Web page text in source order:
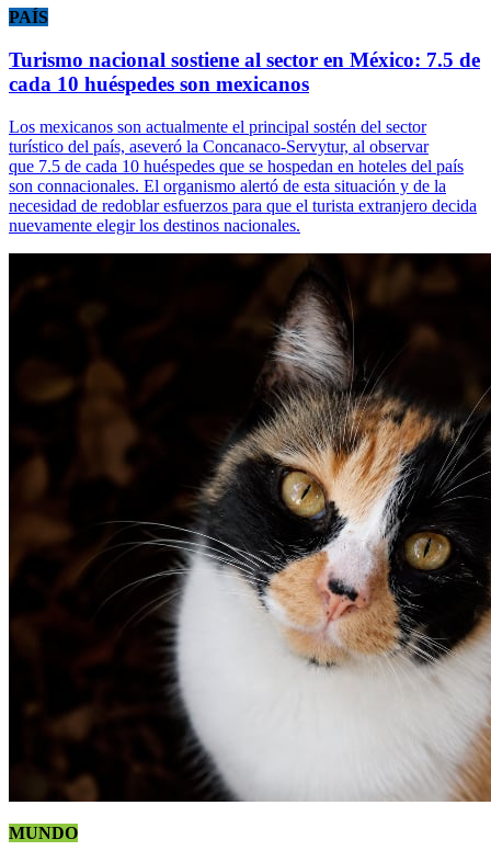
PAÍS
Turismo nacional sostiene al sector en México: 7.5 de
cada 10 huéspedes son mexicanos
Los mexicanos son actualmente el principal sostén del sector
turístico del país, aseveró la Concanaco-Servytur, al observar
que 7.5 de cada 10 huéspedes que se hospedan en hoteles del país
son connacionales. El organismo alertó de esta situación y de la
necesidad de redoblar esfuerzos para que el turista extranjero decida
nuevamente elegir los destinos nacionales.
MUNDO